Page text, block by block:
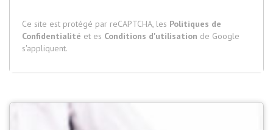
Ce site est protégé par reCAPTCHA, les Politiques de
Confidentialité et es Conditions d'utilisation de Google
s'appliquent.